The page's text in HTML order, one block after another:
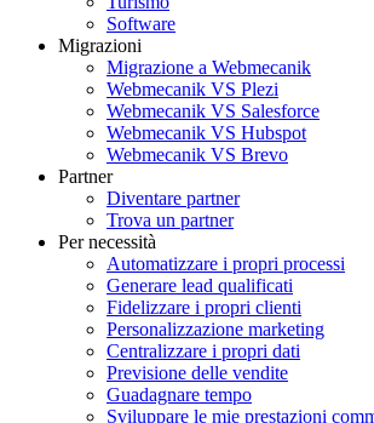
Software
Migrazioni
Migrazione a Webmecanik
Webmecanik VS Plezi
Webmecanik VS Salesforce
Webmecanik VS Hubspot
Webmecanik VS Brevo
Partner
Diventare partner
Trova un partner
Per necessità
Automatizzare i propri processi
Generare lead qualificati
Fidelizzare i propri clienti
Personalizzazione marketing
Centralizzare i propri dati
Previsione delle vendite
Guadagnare tempo
Sviluppare le mie prestazioni